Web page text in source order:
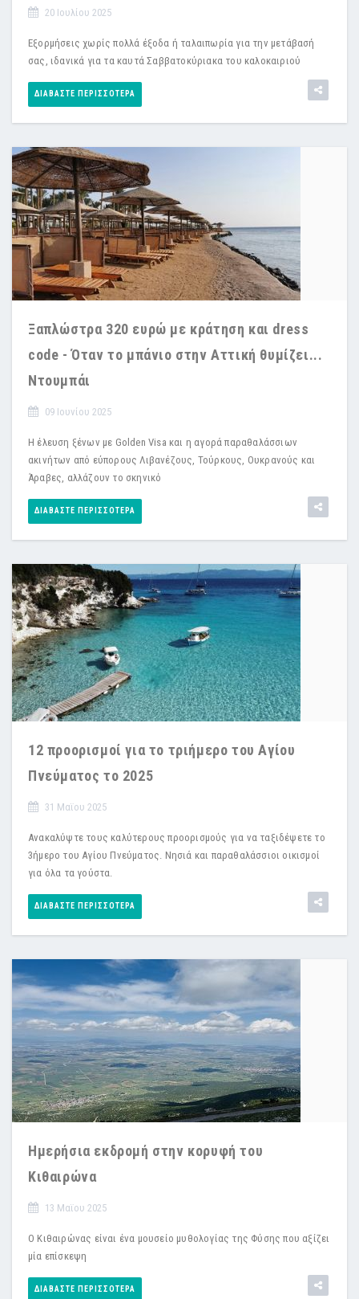
20 Ιουλίου 2025
Εξορμήσεις χωρίς πολλά έξοδα ή ταλαιπωρία για την μετάβασή
σας, ιδανικά για τα καυτά Σαββατοκύριακα του καλοκαιριού
ΔΙΑΒΆΣΤΕ ΠΕΡΙΣΣΌΤΕΡΑ
Ξαπλώστρα 320 ευρώ με κράτηση και dress
code - Όταν το μπάνιο στην Αττική θυμίζει...
Ντουμπάι
09 Ιουνίου 2025
Η έλευση ξένων με Golden Visa και η αγορά παραθαλάσσιων
ακινήτων από εύπορους Λιβανέζους, Τούρκους, Ουκρανούς και
Άραβες, αλλάζουν το σκηνικό
ΔΙΑΒΆΣΤΕ ΠΕΡΙΣΣΌΤΕΡΑ
12 προορισμοί για το τριήμερο του Αγίου
Πνεύματος το 2025
31 Μαϊου 2025
Ανακαλύψτε τους καλύτερους προορισμούς για να ταξιδέψετε το
3ήμερο του Αγίου Πνεύματος. Νησιά και παραθαλάσσιοι οικισμοί
για όλα τα γούστα.
ΔΙΑΒΆΣΤΕ ΠΕΡΙΣΣΌΤΕΡΑ
Ημερήσια εκδρομή στην κορυφή του
Κιθαιρώνα
13 Μαϊου 2025
Ο Κιθαιρώνας είναι ένα μουσείο μυθολογίας της Φύσης που αξίζει
μία επίσκεψη
ΔΙΑΒΆΣΤΕ ΠΕΡΙΣΣΌΤΕΡΑ